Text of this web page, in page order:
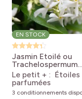
EN STOCK
Jasmin Etoilé ou
Trachelospermum
jasminoides
Trachelospermum
jasminoides
Le petit + : Étoiles
parfumées
3 conditionnements